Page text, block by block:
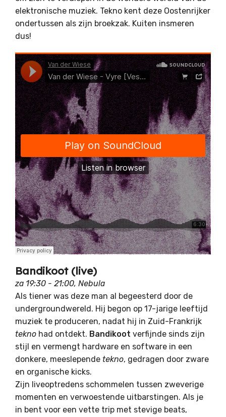
elektronische muziek. Tekno kent deze Oostenrijker
ondertussen als zijn broekzak. Kuiten insmeren
dus!
Bandikoot (live)
za 19:30 - 21:00, Nebula
Als tiener was deze man al begeesterd door de
undergroundwereld. Hij begon op 17-jarige leeftijd
muziek te produceren, nadat hij in Zuid-Frankrijk
tekno had ontdekt. Bandikoot verfijnde sinds zijn
stijl en vermengt hardware en software in een
donkere, meeslepende tekno, gedragen door zware
en organische kicks.
Zijn liveoptredens schommelen tussen zweverige
momenten en verwoestende uitbarstingen. Als je
in bent voor een vette trip met stevige beats,